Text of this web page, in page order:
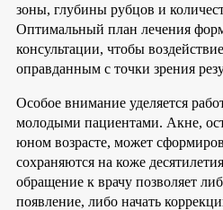
зоны, глубины рубцов и
Оптимальный план лечения
консультации, чтобы
оправданным с точки зрения
Особое внимание уделяется
молодыми пациентами. Акне,
юном возрасте, может
сохраняются на коже
обращение к врачу позволяет
появление, либо начать